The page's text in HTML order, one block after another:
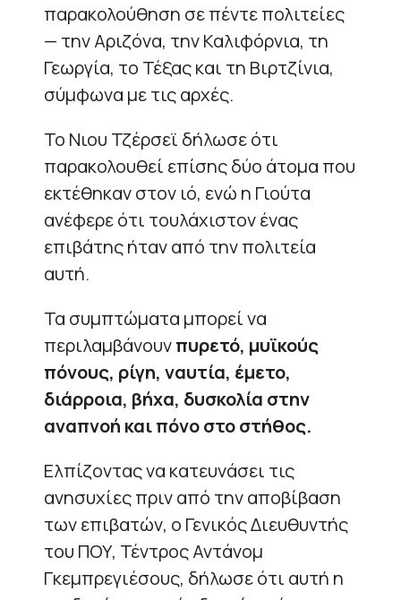
παρακολούθηση σε πέντε πολιτείες
— την Αριζόνα, την Καλιφόρνια, τη
Γεωργία, το Τέξας και τη Βιρτζίνια,
σύμφωνα με τις αρχές.
Το Νιου Τζέρσεϊ δήλωσε ότι
παρακολουθεί επίσης δύο άτομα που
εκτέθηκαν στον ιό, ενώ η Γιούτα
ανέφερε ότι τουλάχιστον ένας
επιβάτης ήταν από την πολιτεία
αυτή.
Τα συμπτώματα μπορεί να
περιλαμβάνουνπυρετό, μυϊκούς
πόνους, ρίγη, ναυτία, έμετο,
διάρροια, βήχα, δυσκολία στην
αναπνοή και πόνο στο στήθος.
Ελπίζοντας να κατευνάσει τις
ανησυχίες πριν από την αποβίβαση
των επιβατών, ο Γενικός Διευθυντής
του ΠΟΥ, Τέντρος Αντάνομ
Γκεμπρεγιέσους, δήλωσε ότι αυτή η